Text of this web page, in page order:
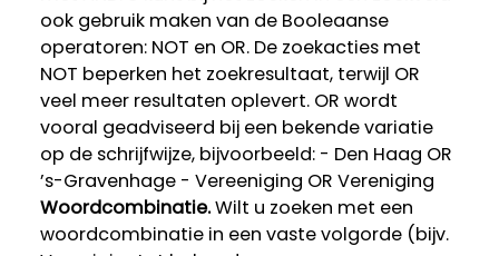
ook gebruik maken van de Booleaanse
operatoren: NOT en OR. De zoekacties met
NOT beperken het zoekresultaat, terwijl OR
veel meer resultaten oplevert. OR wordt
vooral geadviseerd bij een bekende variatie
op de schrijfwijze, bijvoorbeeld: - Den Haag OR
’s-Gravenhage - Vereeniging OR Vereniging
Woordcombinatie.Wilt u zoeken met een
woordcombinatie in een vaste volgorde (bijv.